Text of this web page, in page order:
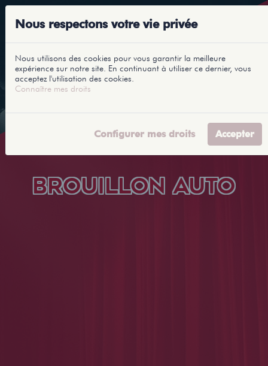
BROUILLON AUTO
Nous respectons votre vie privée
Nous utilisons des cookies pour vous garantir la meilleure
expérience sur notre site. En continuant à utiliser ce dernier, vous
acceptez l'utilisation des cookies.
Connaître mes droits
Configurer mes droits Accepter